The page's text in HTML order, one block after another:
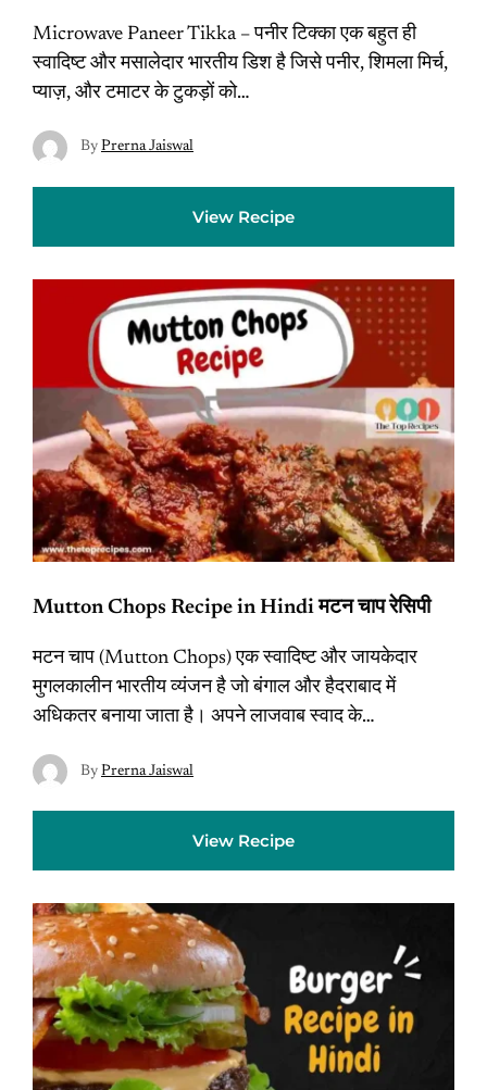
Microwave Paneer Tikka – पनीर टिक्का एक बहुत ही
स्वादिष्ट और मसालेदार भारतीय डिश है जिसे पनीर, शिमला मिर्च,
प्याज़, और टमाटर के टुकड़ों को…
By Prerna Jaiswal
View Recipe
Mutton Chops Recipe in Hindi मटन चाप रेसिपी
मटन चाप (Mutton Chops) एक स्वादिष्ट और जायकेदार
मुगलकालीन भारतीय व्यंजन है जो बंगाल और हैदराबाद में
अधिकतर बनाया जाता है। अपने लाजवाब स्वाद के…
By Prerna Jaiswal
View Recipe